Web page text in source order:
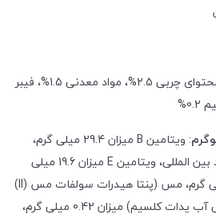
13.8%، محتوای چربی 2.5%، مواد معدنی 1.5%، فیبر
%
: ویتامین
میزان 29.4 میلی گرم،
میزان 19.6 میلی
(ll)
میزان 1.5 میلی گرم، ید (بی آب یدات کلسیم) میزان 0.42 میلی گرم،